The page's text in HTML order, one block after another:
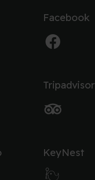
Facebook
Tripadvisor
KeyNest